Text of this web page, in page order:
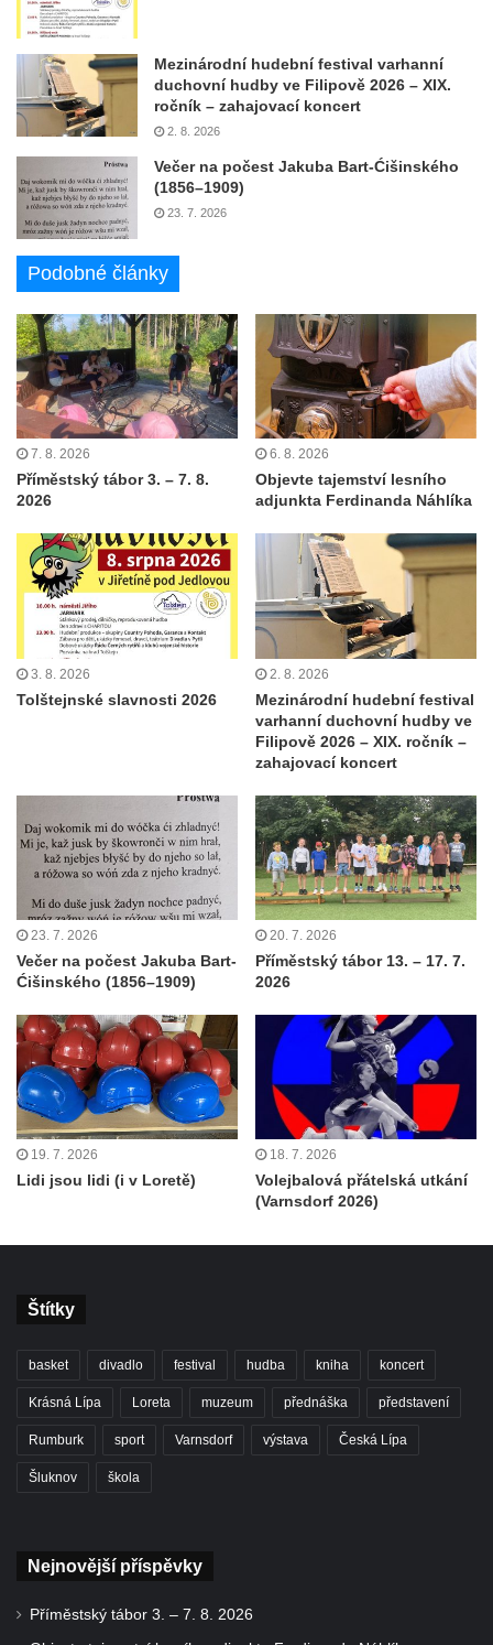
Mezinárodní hudební festival varhanní
duchovní hudby ve Filipově 2026 – XIX.
ročník – zahajovací koncert
2. 8. 2026
Večer na počest Jakuba Bart-Ćišinského
(1856–1909)
23. 7. 2026
Podobné články
7. 8. 2026
Příměstský tábor 3. – 7. 8.
2026
6. 8. 2026
Objevte tajemství lesního
adjunkta Ferdinanda Náhlíka
3. 8. 2026
Tolštejnské slavnosti 2026
2. 8. 2026
Mezinárodní hudební festival
varhanní duchovní hudby ve
Filipově 2026 – XIX. ročník –
zahajovací koncert
23. 7. 2026
Večer na počest Jakuba Bart-
Ćišinského (1856–1909)
20. 7. 2026
Příměstský tábor 13. – 17. 7.
2026
19. 7. 2026
Lidi jsou lidi (i v Loretě)
18. 7. 2026
Volejbalová přátelská utkání
(Varnsdorf 2026)
Štítky
basket divadlo festival hudba kniha koncert
Krásná Lípa Loreta muzeum přednáška představení
Rumburk sport Varnsdorf výstava Česká Lípa
Šluknov škola
Nejnovější příspěvky
Příměstský tábor 3. – 7. 8. 2026